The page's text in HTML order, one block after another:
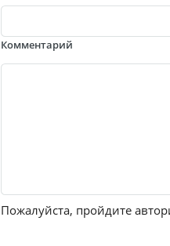
Комментарий
Пожалуйста, пройдите